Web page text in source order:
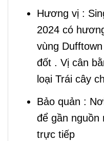
Hương vị :
2024 có
vùng
đốt . Vị cân
loại Trái cây
Bảo quản :
để gần nguồn
trực tiếp